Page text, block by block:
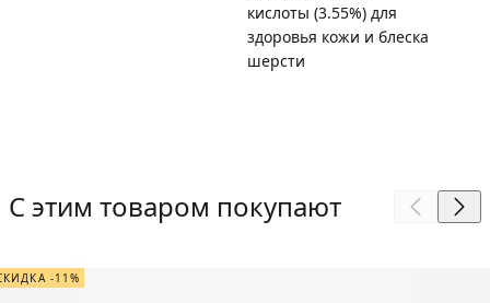
кислоты (3.55%) для
здоровья кожи и блеска
шерсти
С этим товаром покупают
-11%